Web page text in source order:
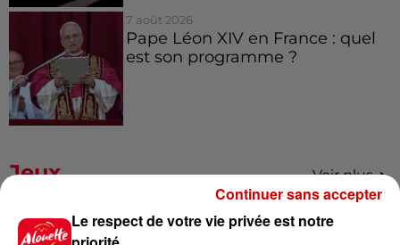
7 août 2026
Pape Léon XIV en France : quel
est son programme ?
Jeux Voir plus
Gagnez vos places pour le
Le respect de votre vie privée est notre
Continuer sans accepter